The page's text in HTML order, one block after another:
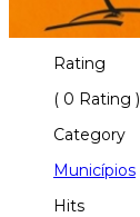
Rating
( 0 Rating )
Category
Municípios
Hits